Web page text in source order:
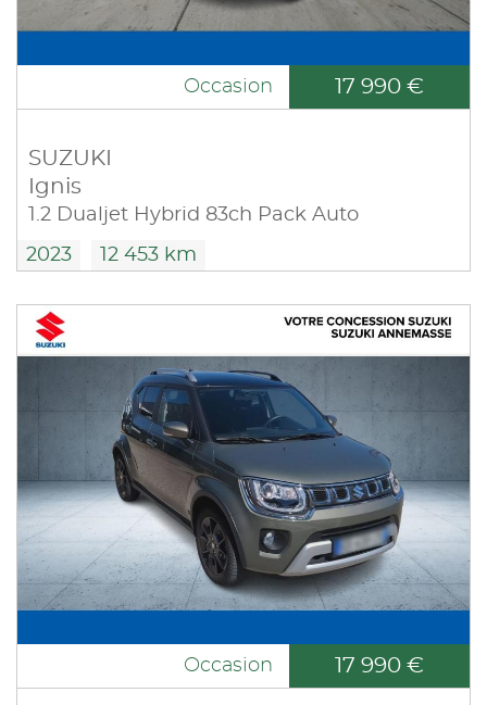
Occasion 17 990 €
SUZUKI
Ignis
1.2 Dualjet Hybrid 83ch Pack Auto
2023 12 453 km
Occasion 17 990 €